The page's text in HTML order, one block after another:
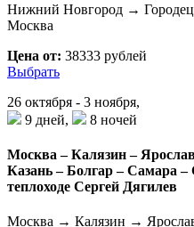
Нижний Новгород →
Москва
Цена от: 38333 рублей
Выбрать
26 октября - 3 ноября,
9 дней,
8 ночей
Москва – Калязин –
Казань – Болгар – Самара –
теплоходе Сергей Дягилев
Москва → Калязин →